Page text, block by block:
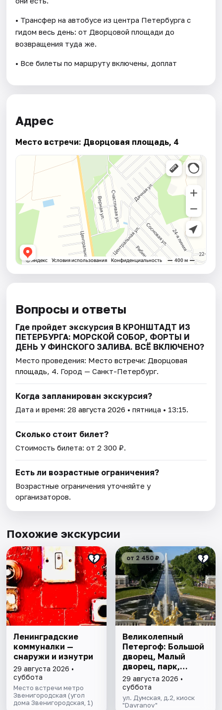
• Трансфер на автобусе из центра Петербурга с
гидом весь день: от Дворцовой площади до
возвращения туда же.
• Все билеты по маршруту включены, доплат
Адрес
Место встречи: Дворцовая площадь, 4
Вопросы и ответы
Где пройдет экскурсия В КРОНШТАДТ ИЗ
ПЕТЕРБУРГА: МОРСКОЙ СОБОР, ФОРТЫ И
ДЕНЬ У ФИНСКОГО ЗАЛИВА. ВСЁ ВКЛЮЧЕНО?
Место проведения: Место встречи: Дворцовая
площадь, 4. Город — Санкт-Петербург.
Когда запланирован экскурсия?
Дата и время:28 августа 2026 • пятница • 13:15.
Сколько стоит билет?
Стоимость билета: от 2 300 ₽.
Есть ли возрастные ограничения?
Возрастные ограничения уточняйте у
организаторов.
Похожие экскурсии
Ленинградские
коммуналки —
снаружи и изнутри
29 августа 2026 •
суббота
Место встречи метро
Звенигородская (угол
дома Звенигородская, 1)
от 2 450 ₽
Великолепный
Петергоф: Большой
дворец, Малый
дворец, парк,
фонтаны
29 августа 2026 •
суббота
ул. Думская, д.2, киоск
"Davranov"